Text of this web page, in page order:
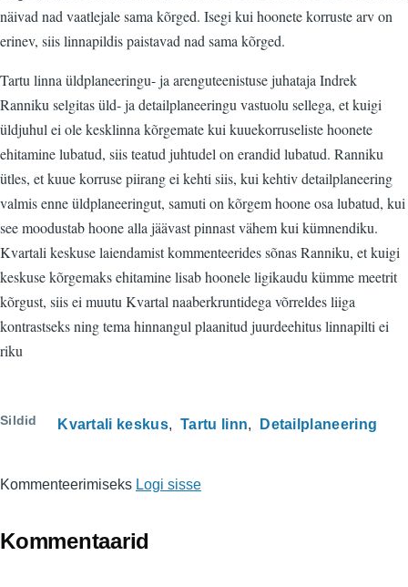
näivad nad vaatlejale sama kõrged. Isegi kui hoonete korruste arv on
erinev, siis linnapildis paistavad nad sama kõrged.
Tartu linna üldplaneeringu- ja arenguteenistuse juhataja Indrek
Ranniku selgitas üld- ja detailplaneeringu vastuolu sellega, et kuigi
üldjuhul ei ole kesklinna kõrgemate kui kuuekorruseliste hoonete
ehitamine lubatud, siis teatud juhtudel on erandid lubatud. Ranniku
ütles, et kuue korruse piirang ei kehti siis, kui kehtiv detailplaneering
valmis enne üldplaneeringut, samuti on kõrgem hoone osa lubatud, kui
see moodustab hoone alla jäävast pinnast vähem kui kümnendiku.
Kvartali keskuse laiendamist kommenteerides sõnas Ranniku, et kuigi
keskuse kõrgemaks ehitamine lisab hoonele ligikaudu kümme meetrit
kõrgust, siis ei muutu Kvartal naaberkruntidega võrreldes liiga
kontrastseks ning tema hinnangul plaanitud juurdeehitus linnapilti ei
riku
Sildid Kvartali keskus Tartu linn Detailplaneering
Kommenteerimiseks Logi sisse
Kommentaarid